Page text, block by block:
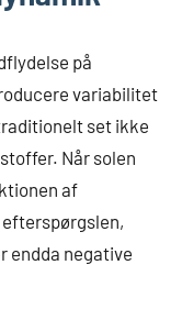
på
variabilitet
set ikke
Når solen
af
endda negative